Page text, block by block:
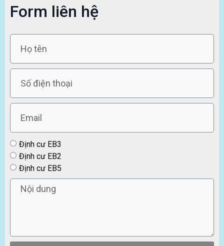
Form liên hệ
Định cư EB3
Định cư EB2
Định cư EB5